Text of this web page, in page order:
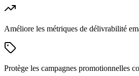
Améliore les métriques de délivrabilité
Protège les campagnes promotionnelles